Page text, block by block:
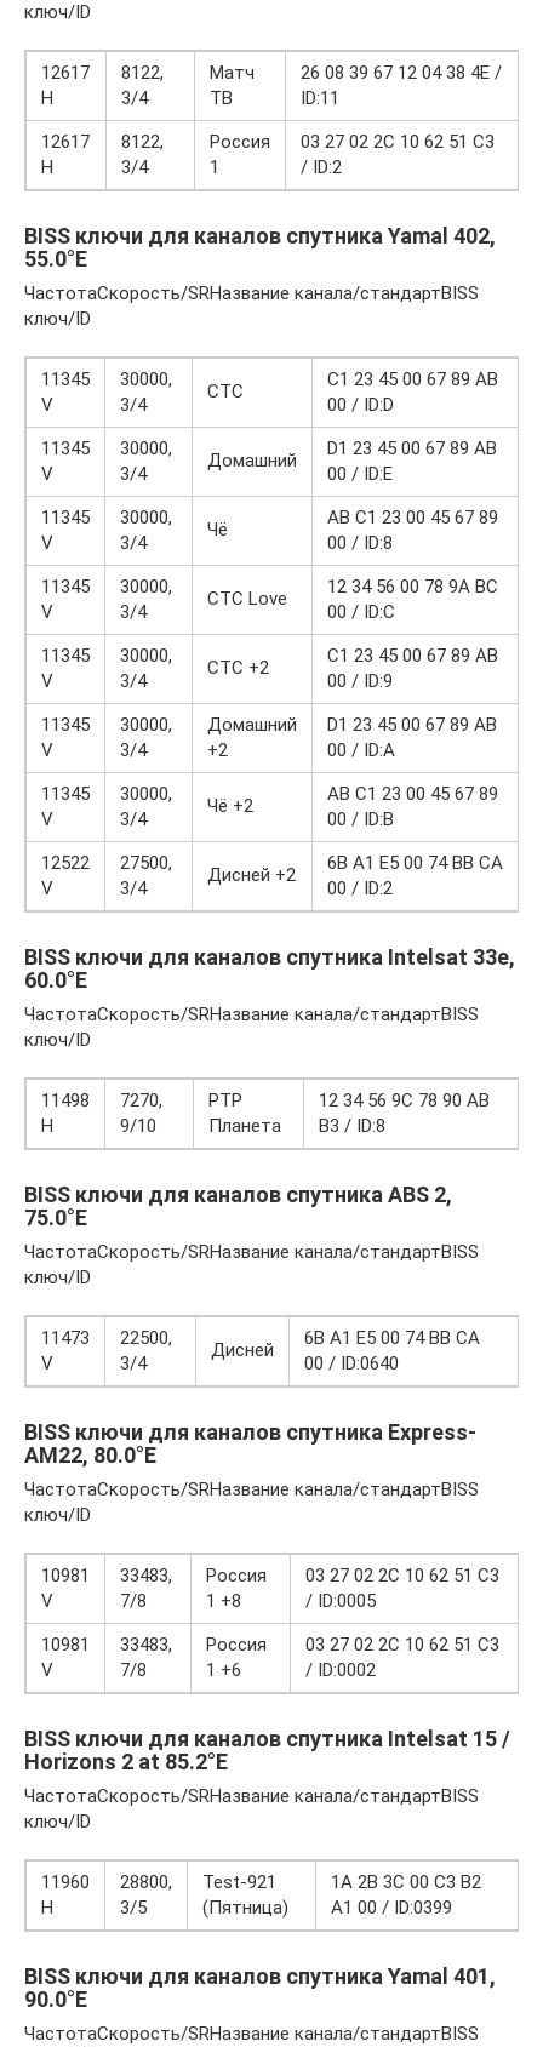
ключ/ID
12617
H
8122,
3/4
Матч
ТВ
26 08 39 67 12 04 38 4E /
ID:11
12617
H
8122,
3/4
Россия
1
03 27 02 2C 10 62 51 C3
/ ID:2
BISS ключи для каналов спутника Yamal 402,
55.0°E
ЧастотаСкорость/SRНазвание канала/стандартBISS
ключ/ID
11345
V
30000,
3/4
СТС
C1 23 45 00 67 89 AB
00 / ID:D
11345
V
30000,
3/4
Домашний
D1 23 45 00 67 89 AB
00 / ID:E
11345
V
30000,
3/4
Чё
AB C1 23 00 45 67 89
00 / ID:8
11345
V
30000,
3/4
СТС Love
12 34 56 00 78 9A BC
00 / ID:C
11345
V
30000,
3/4
СТС +2
C1 23 45 00 67 89 AB
00 / ID:9
11345
V
30000,
3/4
Домашний
+2
D1 23 45 00 67 89 AB
00 / ID:A
11345
V
30000,
3/4
Чё +2
AB C1 23 00 45 67 89
00 / ID:B
12522
V
27500,
3/4
Дисней +2
6B A1 E5 00 74 BB CA
00 / ID:2
BISS ключи для каналов спутника Intelsat 33e,
60.0°E
ЧастотаСкорость/SRНазвание канала/стандартBISS
ключ/ID
11498
H
7270,
9/10
РТР
Планета
12 34 56 9C 78 90 AB
B3 / ID:8
BISS ключи для каналов спутника ABS 2,
75.0°E
ЧастотаСкорость/SRНазвание канала/стандартBISS
ключ/ID
11473
V
22500,
3/4
Дисней
6B A1 E5 00 74 BB CA
00 / ID:0640
BISS ключи для каналов спутника Express-
AM22, 80.0°E
ЧастотаСкорость/SRНазвание канала/стандартBISS
ключ/ID
10981
V
33483,
7/8
Россия
1 +8
03 27 02 2C 10 62 51 C3
/ ID:0005
10981
V
33483,
7/8
Россия
1 +6
03 27 02 2C 10 62 51 C3
/ ID:0002
BISS ключи для каналов спутника Intelsat 15 /
Horizons 2 at 85.2°E
ЧастотаСкорость/SRНазвание канала/стандартBISS
ключ/ID
11960
Н
28800,
3/5
Test-921
(Пятница)
1A 2B 3C 00 C3 B2
A1 00 / ID:0399
BISS ключи для каналов спутника Yamal 401,
90.0°E
ЧастотаСкорость/SRНазвание канала/стандартBISS